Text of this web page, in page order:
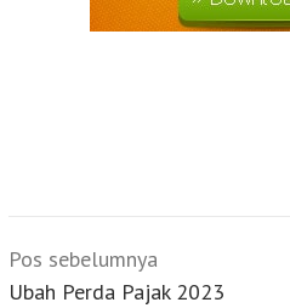
Navigasi
pos
Pos sebelumnya
Ubah Perda Pajak 2023